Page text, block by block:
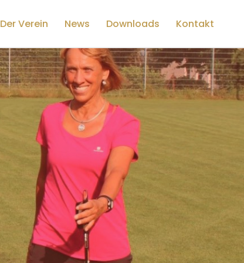
Der Verein News Downloads Kontakt